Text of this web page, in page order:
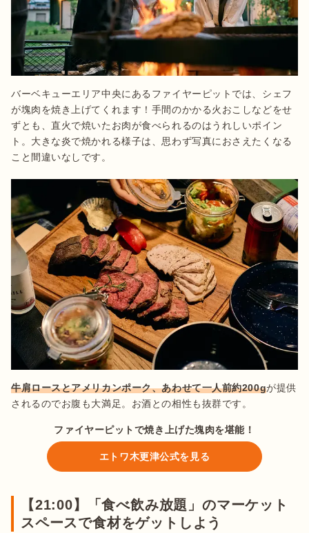
バーベキューエリア中央にあるファイヤーピットでは、シェフ
が塊肉を焼き上げてくれます！手間のかかる火おこしなどをせ
ずとも、直火で焼いたお肉が食べられるのはうれしいポイン
ト。大きな炎で焼かれる様子は、思わず写真におさえたくなる
こと間違いなしです。
牛肩ロースとアメリカンポーク、あわせて一人前約200gが提供
されるのでお腹も大満足。お酒との相性も抜群です。
ファイヤーピットで焼き上げた塊肉を堪能！
エトワ木更津公式を見る
【21:00】「食べ飲み放題」のマーケット
スペースで食材をゲットしよう